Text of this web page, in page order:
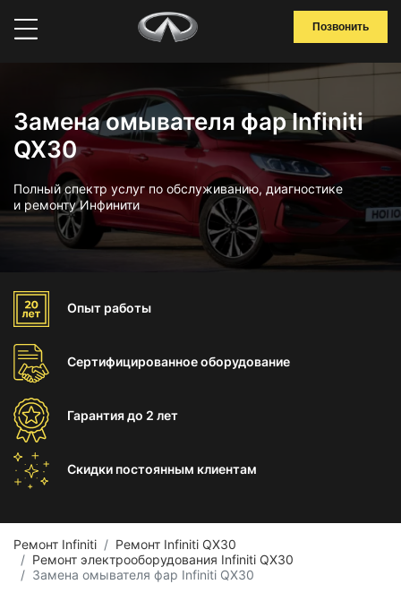
Позвонить
Замена омывателя фар Infiniti
QX30
Полный спектр услуг по обслуживанию, диагностике
и ремонту Инфинити
Опыт работы
Сертифицированноеоборудование
Гарантиядо 2 лет
Скидки постоянным клиентам
Ремонт Infiniti
Ремонт Infiniti QX30
Ремонт электрооборудования Infiniti QX30
Замена омывателя фар Infiniti QX30